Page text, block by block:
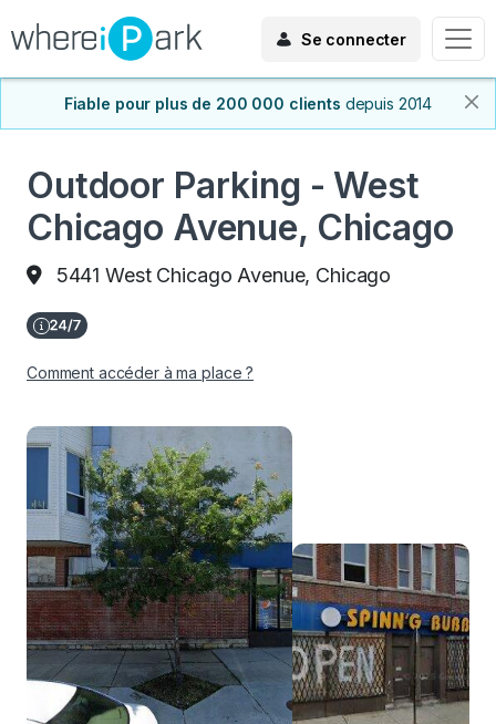
Se connecter
Fiable pour plus de 200 000 clients depuis 2014
Outdoor Parking - West
Chicago Avenue, Chicago
5441 West Chicago Avenue, Chicago
Comment accéder à ma place ?